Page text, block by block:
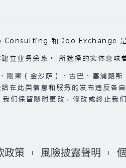
和Doo Exchange 是
业务关系。 所选择的实体意味
果（金沙萨）、古巴、塞浦路
在此类信息和服务的发布违反各
们保留随时更改，修改或终止我
政策 風險披露聲明